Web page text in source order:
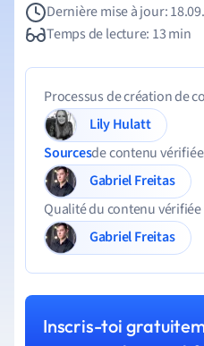
Dernière mise à jour:
Temps de lecture: 13 min
Processus de création de
Lily Hulatt
Sourcesde contenu
Gabriel Freitas
Qualité du contenu
Gabriel Freitas
Inscris-toi